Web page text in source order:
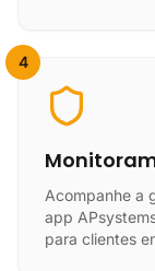
4
Acompanhe a
app
para clientes